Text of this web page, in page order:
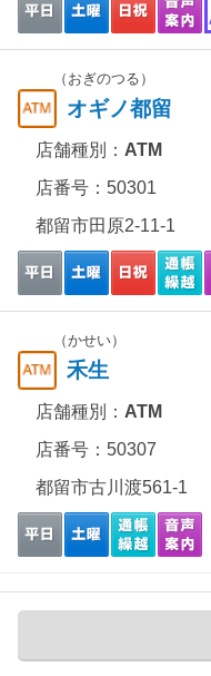
（おぎのつる）
オギノ都留
店舗種別： ATM
店番号：50301
都留市田原2-11-1
（かせい）
禾生
店舗種別： ATM
店番号：50307
都留市古川渡561-1